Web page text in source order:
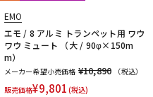
EMO
エモ / 8 アルミ トランペット用 ワウ
ワウ ミュート （大 / 90φ×150m
m）
メーカー希望小売価格 ¥10,890
（税込）
販売価格¥9,801 (税込)